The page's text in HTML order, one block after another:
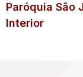
Paróquia São
Interior